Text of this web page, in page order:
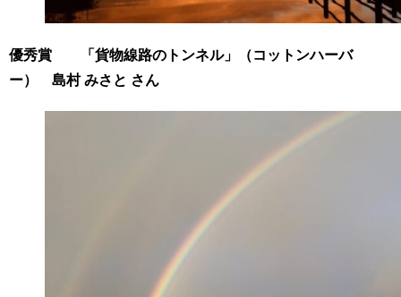
優秀賞 「貨物線路のトンネル」（コットンハーバ
ー） 島村 みさと さん